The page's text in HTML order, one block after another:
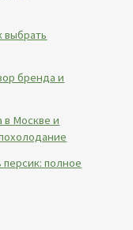
выбрать
бренда и
в Москве и
полное